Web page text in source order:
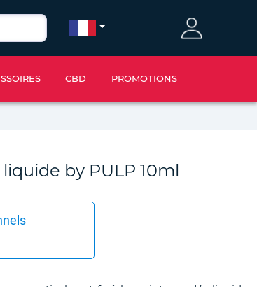
CBD PROMOTIONS
by PULP 10ml